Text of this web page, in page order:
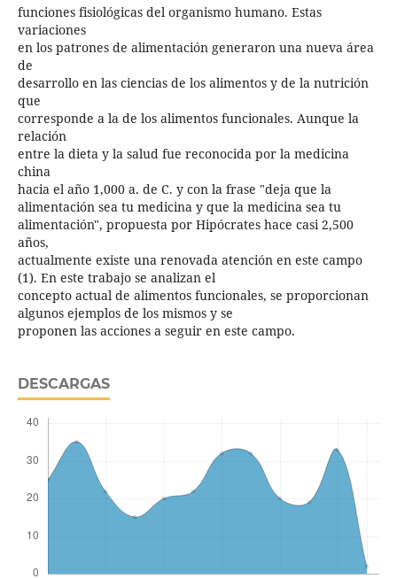
funciones fisiológicas del organismo humano. Estas
variaciones
en los patrones de alimentación generaron una nueva área
de
desarrollo en las ciencias de los alimentos y de la nutrición
que
corresponde a la de los alimentos funcionales. Aunque la
relación
entre la dieta y la salud fue reconocida por la medicina
china
hacia el año 1,000 a. de C. y con la frase "deja que la
alimentación sea tu medicina y que la medicina sea tu
alimentación", propuesta por Hipócrates hace casi 2,500
años,
actualmente existe una renovada atención en este campo
(1). En este trabajo se analizan el
concepto actual de alimentos funcionales, se proporcionan
algunos ejemplos de los mismos y se
proponen las acciones a seguir en este campo.
DESCARGAS